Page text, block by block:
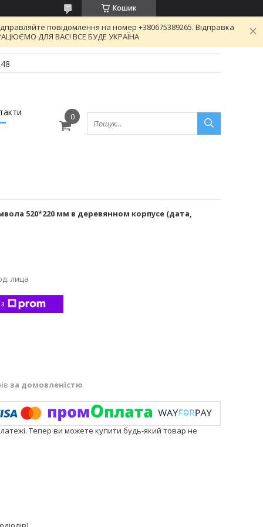
Кошик
повідомлення на номер +380675389265. Відправка
ДЛЯ ВАС! ВСЕ БУДЕ УКРАЇНА
520*220 мм в деревянном корпусе (дата,
лица
за домовленістю
Тепер ви можете купити будь-який товар не